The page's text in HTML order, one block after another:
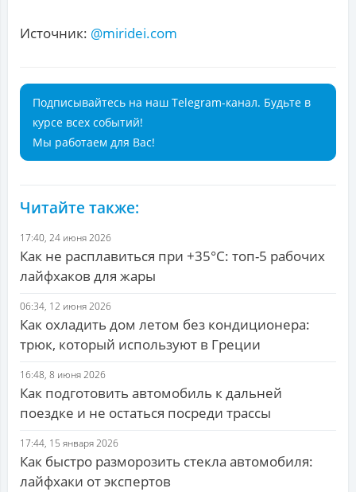
Источник: @miridei.com
Подписывайтесь на наш Telegram-канал. Будьте в
курсе всех событий!
Мы работаем для Вас!
Читайте также:
17:40, 24 июня 2026
Как не расплавиться при +35°С: топ-5 рабочих
лайфхаков для жары
06:34, 12 июня 2026
Как охладить дом летом без кондиционера:
трюк, который используют в Греции
16:48, 8 июня 2026
Как подготовить автомобиль к дальней
поездке и не остаться посреди трассы
17:44, 15 января 2026
Как быстро разморозить стекла автомобиля:
лайфхаки от экспертов